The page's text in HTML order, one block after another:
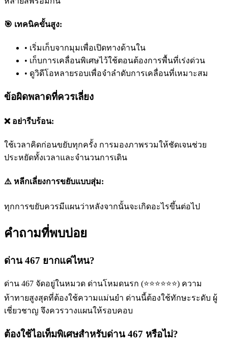
🎯 เทคนิคขั้นสูง:
• เริ่มเก็บจากมุมเพื่อเปิดทางด้านใน
• เก็บการเคลื่อนพิเศษไว้ใช้ตอนต้องการพื้นที่เร่งด่วน
• ดูวิดีโอหลายรอบเพื่อจำลำดับการเคลื่อนที่เหมาะสม
ข้อผิดพลาดที่ควรเลี่ยง
❌ อย่ารีบร้อน:
ใช้เวลาคิดก่อนขยับทุกครั้ง การมองภาพรวมให้ชัดเจนช่วย
ประหยัดทั้งเวลาและจำนวนการเดิน
⚠️ หลีกเลี่ยงการขยับแบบสุ่ม:
ทุกการขยับควรมีแผนว่าหลังจากนั้นจะเกิดอะไรขึ้นต่อไป
คำถามที่พบบ่อย
ด่าน 467 ยากแค่ไหน?
ด่าน 467 จัดอยู่ในหมวด ด่านโหมดนรก (⭐⭐⭐⭐⭐⭐) ความ
ท้าทายสูงสุดที่ต้องใช้ความแม่นยำ ด่านนี้ต้องใช้ทักษะระดับ ผู้
เชี่ยวชาญ จึงควรวางแผนให้รอบคอบ
ต้องใช้ไอเท็มพิเศษสำหรับด่าน 467 หรือไม่?